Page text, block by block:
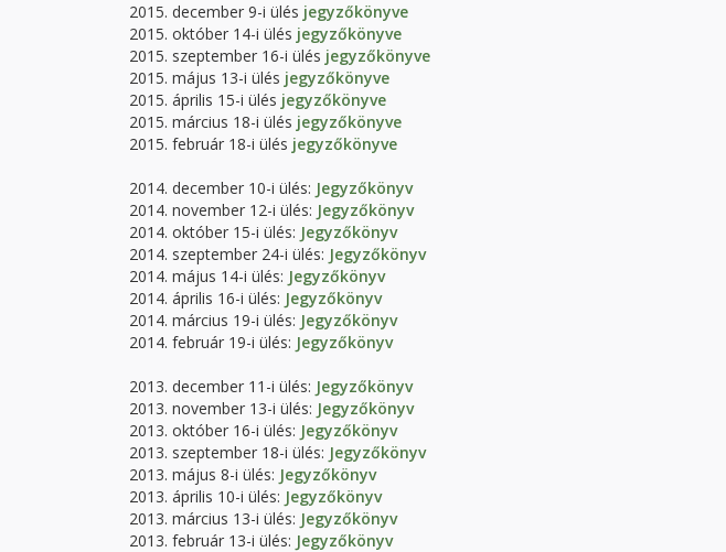
2015. december 9-i ülés jegyzőkönyve
2015. október 14-i ülés jegyzőkönyve
2015. szeptember 16-i ülés jegyzőkönyve
2015. május 13-i ülés jegyzőkönyve
2015. április 15-i ülés jegyzőkönyve
2015. március 18-i ülés jegyzőkönyve
2015. február 18-i ülés jegyzőkönyve
2014. december 10-i ülés: Jegyzőkönyv
2014. november 12-i ülés: Jegyzőkönyv
2014. október 15-i ülés: Jegyzőkönyv
2014. szeptember 24-i ülés: Jegyzőkönyv
2014. május 14-i ülés: Jegyzőkönyv
2014. április 16-i ülés: Jegyzőkönyv
2014. március 19-i ülés: Jegyzőkönyv
2014. február 19-i ülés: Jegyzőkönyv
2013. december 11-i ülés: Jegyzőkönyv
2013. november 13-i ülés: Jegyzőkönyv
2013. október 16-i ülés: Jegyzőkönyv
2013. szeptember 18-i ülés: Jegyzőkönyv
2013. május 8-i ülés: Jegyzőkönyv
2013. április 10-i ülés: Jegyzőkönyv
2013. március 13-i ülés: Jegyzőkönyv
2013. február 13-i ülés: Jegyzőkönyv